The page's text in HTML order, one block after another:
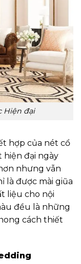
Hiện đại
hợp của nét cổ
hiện đại ngày
nhưng vẫn
là được mài giũa
liệu cho nội
đều là những
cách thiết